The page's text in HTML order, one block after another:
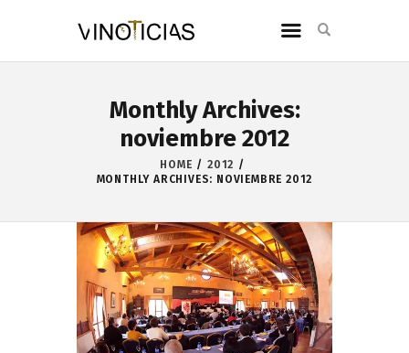
Monthly Archives:
noviembre 2012
HOME
2012
MONTHLY ARCHIVES: NOVIEMBRE 2012